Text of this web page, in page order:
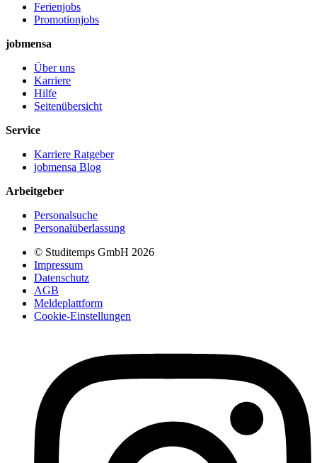
Ferienjobs
Promotionjobs
jobmensa
Über uns
Karriere
Hilfe
Seitenübersicht
Service
Karriere Ratgeber
jobmensa Blog
Arbeitgeber
Personalsuche
Personalüberlassung
© Studitemps GmbH 2026
Impressum
Datenschutz
AGB
Meldeplattform
Cookie-Einstellungen